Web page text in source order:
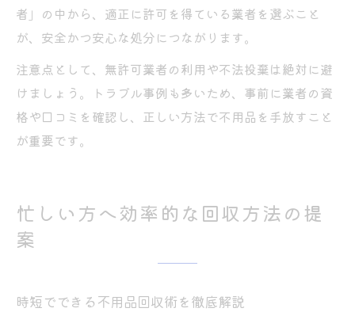
者」の中から、適正に許可を得ている業者を選ぶこと
が、安全かつ安心な処分につながります。
注意点として、無許可業者の利用や不法投棄は絶対に避
けましょう。トラブル事例も多いため、事前に業者の資
格や口コミを確認し、正しい方法で不用品を手放すこと
が重要です。
忙しい方へ効率的な回収方法の提
案
時短でできる不用品回収術を徹底解説